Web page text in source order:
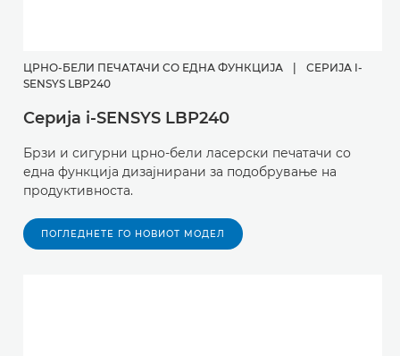
ЦРНО-БЕЛИ ПЕЧАТАЧИ СО ЕДНА ФУНКЦИЈА
СЕРИЈА I-
SENSYS LBP240
Серија i-SENSYS LBP240
Брзи и сигурни црно-бели ласерски печатачи со
една функција дизајнирани за подобрување на
продуктивноста.
ПОГЛЕДНЕТЕ ГО НОВИОТ МОДЕЛ